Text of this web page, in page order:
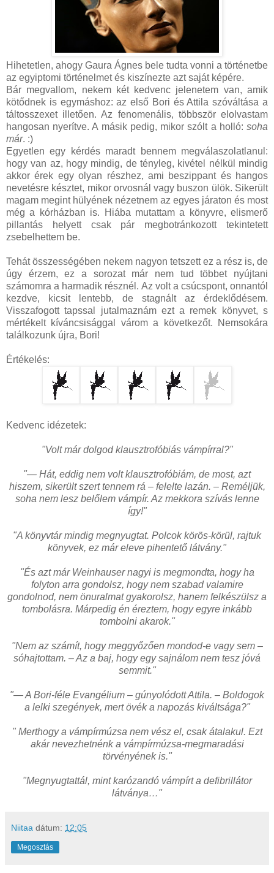
Hihetetlen, ahogy Gaura Ágnes bele tudta vonni a történetbe
az egyiptomi történelmet és kiszínezte azt saját képére.
Bár megvallom, nekem két kedvenc jelenetem van, amik
kötődnek is egymáshoz: az első Bori és Attila szóváltása a
táltosszexet illetően. Az fenomenális, többször elolvastam
hangosan nyerítve. A másik pedig, mikor szólt a holló: soha
már. :)
Egyetlen egy kérdés maradt bennem megválaszolatlanul:
hogy van az, hogy mindig, de tényleg, kivétel nélkül mindig
akkor érek egy olyan részhez, ami beszippant és hangos
nevetésre késztet, mikor orvosnál vagy buszon ülök. Sikerült
magam megint hülyének nézetnem az egyes járaton és most
még a kórházban is. Hiába mutattam a könyvre, elismerő
pillantás helyett csak pár megbotránkozott tekintetett
zsebelhettem be.
Tehát összességében nekem nagyon tetszett ez a rész is, de
úgy érzem, ez a sorozat már nem tud többet nyújtani
számomra a harmadik résznél. Az volt a csúcspont, onnantól
kezdve, kicsit lentebb, de stagnált az érdeklődésem.
Visszafogott tapssal jutalmaznám ezt a remek könyvet, s
mértékelt kíváncsisággal várom a következőt. Nemsokára
találkozunk újra, Bori!
Értékelés:
Kedvenc idézetek:
"Volt már dolgod klausztrofóbiás vámpírral?"
"— Hát, eddig nem volt klausztrofóbiám, de most, azt
hiszem, sikerült szert tennem rá – felelte lazán. – Reméljük,
soha nem lesz belőlem vámpír. Az mekkora szívás lenne
így!"
"A könyvtár mindig megnyugtat. Polcok körös-körül, rajtuk
könyvek, ez már eleve pihentető látvány."
"És azt már Weinhauser nagyi is megmondta, hogy ha
folyton arra gondolsz, hogy nem szabad valamire
gondolnod, nem önuralmat gyakorolsz, hanem felkészülsz a
tombolásra. Márpedig én éreztem, hogy egyre inkább
tombolni akarok."
"Nem az számít, hogy meggyőzően mondod-e vagy sem –
sóhajtottam. – Az a baj, hogy egy sajnálom nem tesz jóvá
semmit."
"— A Bori-féle Evangélium – gúnyolódott Attila. – Boldogok
a lelki szegények, mert övék a napozás kiváltsága?"
" Merthogy a vámpírmúzsa nem vész el, csak átalakul. Ezt
akár nevezhetnénk a vámpírmúzsa-megmaradási
törvényének is."
"Megnyugtattál, mint karózandó vámpírt a defibrillátor
látványa…"
Niitaa dátum: 12:05
Megosztás